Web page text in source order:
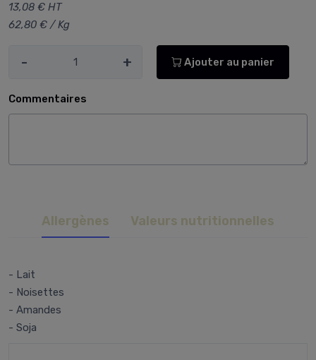
13,08 € HT
62,80 € / Kg
- + Ajouter au panier
Commentaires
Allergènes Valeurs nutritionnelles
- Lait
- Noisettes
- Amandes
- Soja